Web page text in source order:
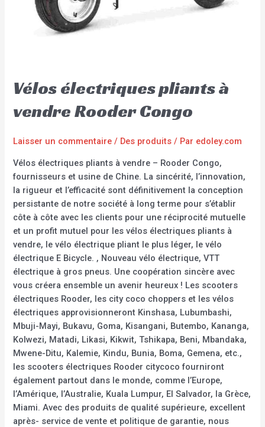
Vélos électriques pliants à
vendre Rooder Congo
Laisser un commentaire / Des produits / Par edoley.com
Vélos électriques pliants à vendre – Rooder Congo,
fournisseurs et usine de Chine. La sincérité, l’innovation,
la rigueur et l’efficacité sont définitivement la conception
persistante de notre société à long terme pour s’établir
côte à côte avec les clients pour une réciprocité mutuelle
et un profit mutuel pour les vélos électriques pliants à
vendre, le vélo électrique pliant le plus léger, le vélo
électrique E Bicycle. , Nouveau vélo électrique, VTT
électrique à gros pneus. Une coopération sincère avec
vous créera ensemble un avenir heureux ! Les scooters
électriques Rooder, les city coco choppers et les vélos
électriques approvisionneront Kinshasa, Lubumbashi,
Mbuji-Mayi, Bukavu, Goma, Kisangani, Butembo, Kananga,
Kolwezi, Matadi, Likasi, Kikwit, Tshikapa, Beni, Mbandaka,
Mwene-Ditu, Kalemie, Kindu, Bunia, Boma, Gemena, etc.,
les scooters électriques Rooder citycoco fourniront
également partout dans le monde, comme l’Europe,
l’Amérique, l’Australie, Kuala Lumpur, El Salvador, la Grèce,
Miami. Avec des produits de qualité supérieure, excellent
après- service de vente et politique de garantie, nous